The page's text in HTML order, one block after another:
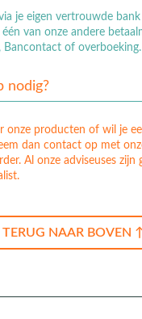
je eigen vertrouwde
van onze andere
Bancontact of overboeking.
nodig?
onze producten of wil je
dan contact op met
Al onze adviseuses zijn
TERUG NAAR BOVEN